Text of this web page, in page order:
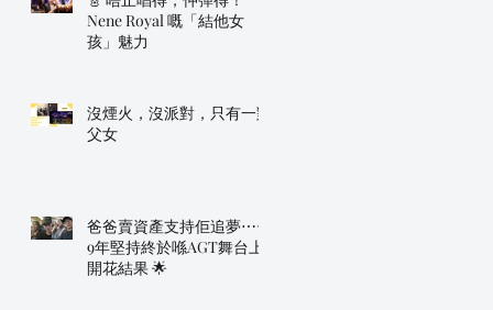
Nene Royal 嘅「結他女
孩」魅力
沒煙火，沒派對，只有一對
父女
爸爸賣資產支持佢追夢⋯⋯
9年堅持終於喺AGT舞台上
開花結果 🌟